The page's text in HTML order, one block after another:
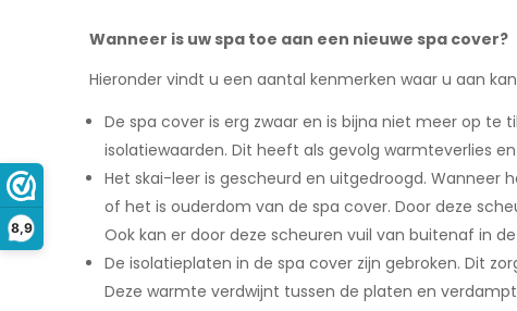
8,9
Wanneer is uw spa toe aan een nieuwe spa cover?
Hieronder vindt u een aantal kenmerken waar u aan
De spa cover is erg zwaar en is bijna niet meer op
isolatiewaarden. Dit heeft als gevolg warmteverlies
Het skai-leer is gescheurd en uitgedroogd.
of het is ouderdom van de spa cover. Door deze
Ook kan er door deze scheuren vuil van buitenaf in
De isolatieplaten in de spa cover zijn gebroken. Dit
Deze warmte verdwijnt tussen de platen en